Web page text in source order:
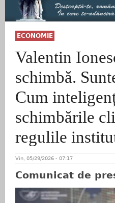
ECONOMIE
Valentin
schimbă.
Cum
schimbările
regulile
Vin, 05/29/2026 - 07:17
Comunicat de